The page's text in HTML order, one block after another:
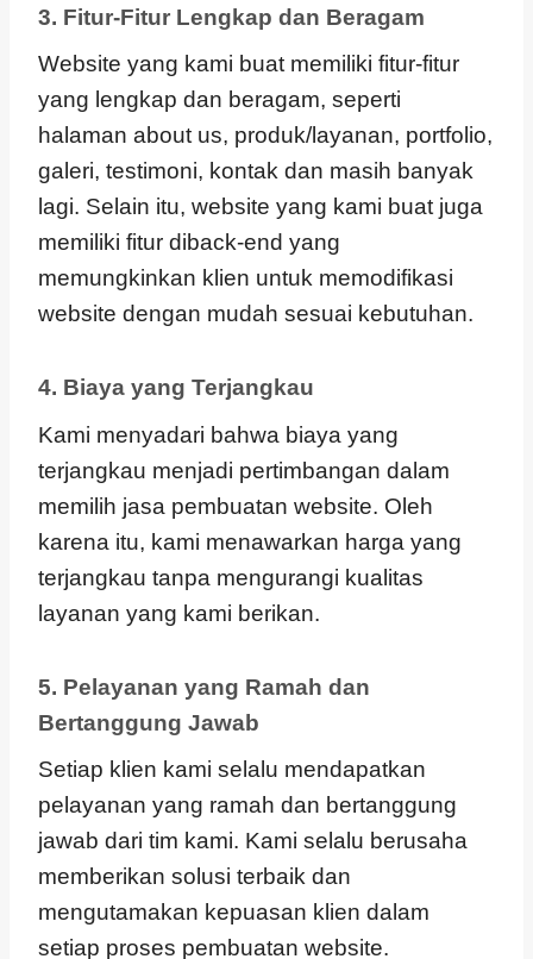
3. Fitur-Fitur Lengkap dan Beragam
Website yang kami buat memiliki fitur-fitur
yang lengkap dan beragam, seperti
halaman about us, produk/layanan, portfolio,
galeri, testimoni, kontak dan masih banyak
lagi. Selain itu, website yang kami buat juga
memiliki fitur diback-end yang
memungkinkan klien untuk memodifikasi
website dengan mudah sesuai kebutuhan.
4. Biaya yang Terjangkau
Kami menyadari bahwa biaya yang
terjangkau menjadi pertimbangan dalam
memilih jasa pembuatan website. Oleh
karena itu, kami menawarkan harga yang
terjangkau tanpa mengurangi kualitas
layanan yang kami berikan.
5. Pelayanan yang Ramah dan
Bertanggung Jawab
Setiap klien kami selalu mendapatkan
pelayanan yang ramah dan bertanggung
jawab dari tim kami. Kami selalu berusaha
memberikan solusi terbaik dan
mengutamakan kepuasan klien dalam
setiap proses pembuatan website.